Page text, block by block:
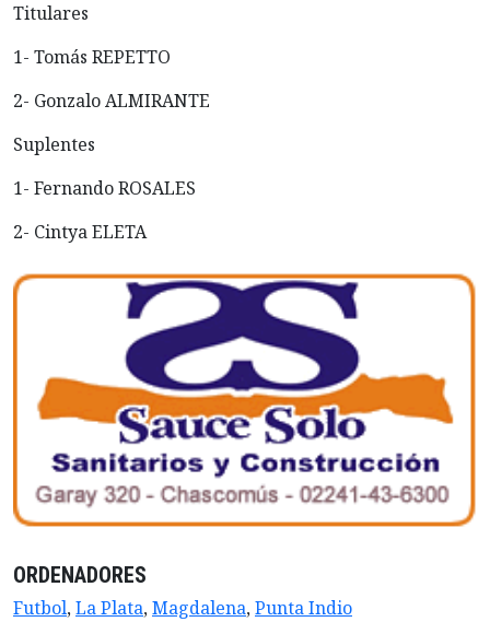
Titulares
1- Tomás REPETTO
2- Gonzalo ALMIRANTE
Suplentes
1- Fernando ROSALES
2- Cintya ELETA
ORDENADORES
Futbol,La Plata,Magdalena,Punta Indio